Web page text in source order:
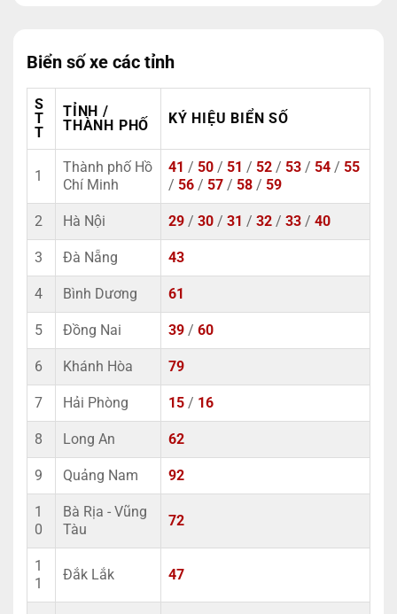
Biển số xe các tỉnh
S
T
T
TỈNH /
THÀNH PHỐ
KÝ HIỆU BIỂN SỐ
1
Thành phố Hồ
Chí Minh
41 / 50 / 51 / 52 / 53 / 54 / 55
/ 56 / 57 / 58 / 59
2 Hà Nội 29 / 30 / 31 / 32 / 33 / 40
3 Đà Nẵng 43
4 Bình Dương 61
5 Đồng Nai 39 / 60
6 Khánh Hòa 79
7 Hải Phòng 15 / 16
8 Long An 62
9 Quảng Nam 92
1
0
Bà Rịa - Vũng
Tàu
72
1
1
Đắk Lắk 47